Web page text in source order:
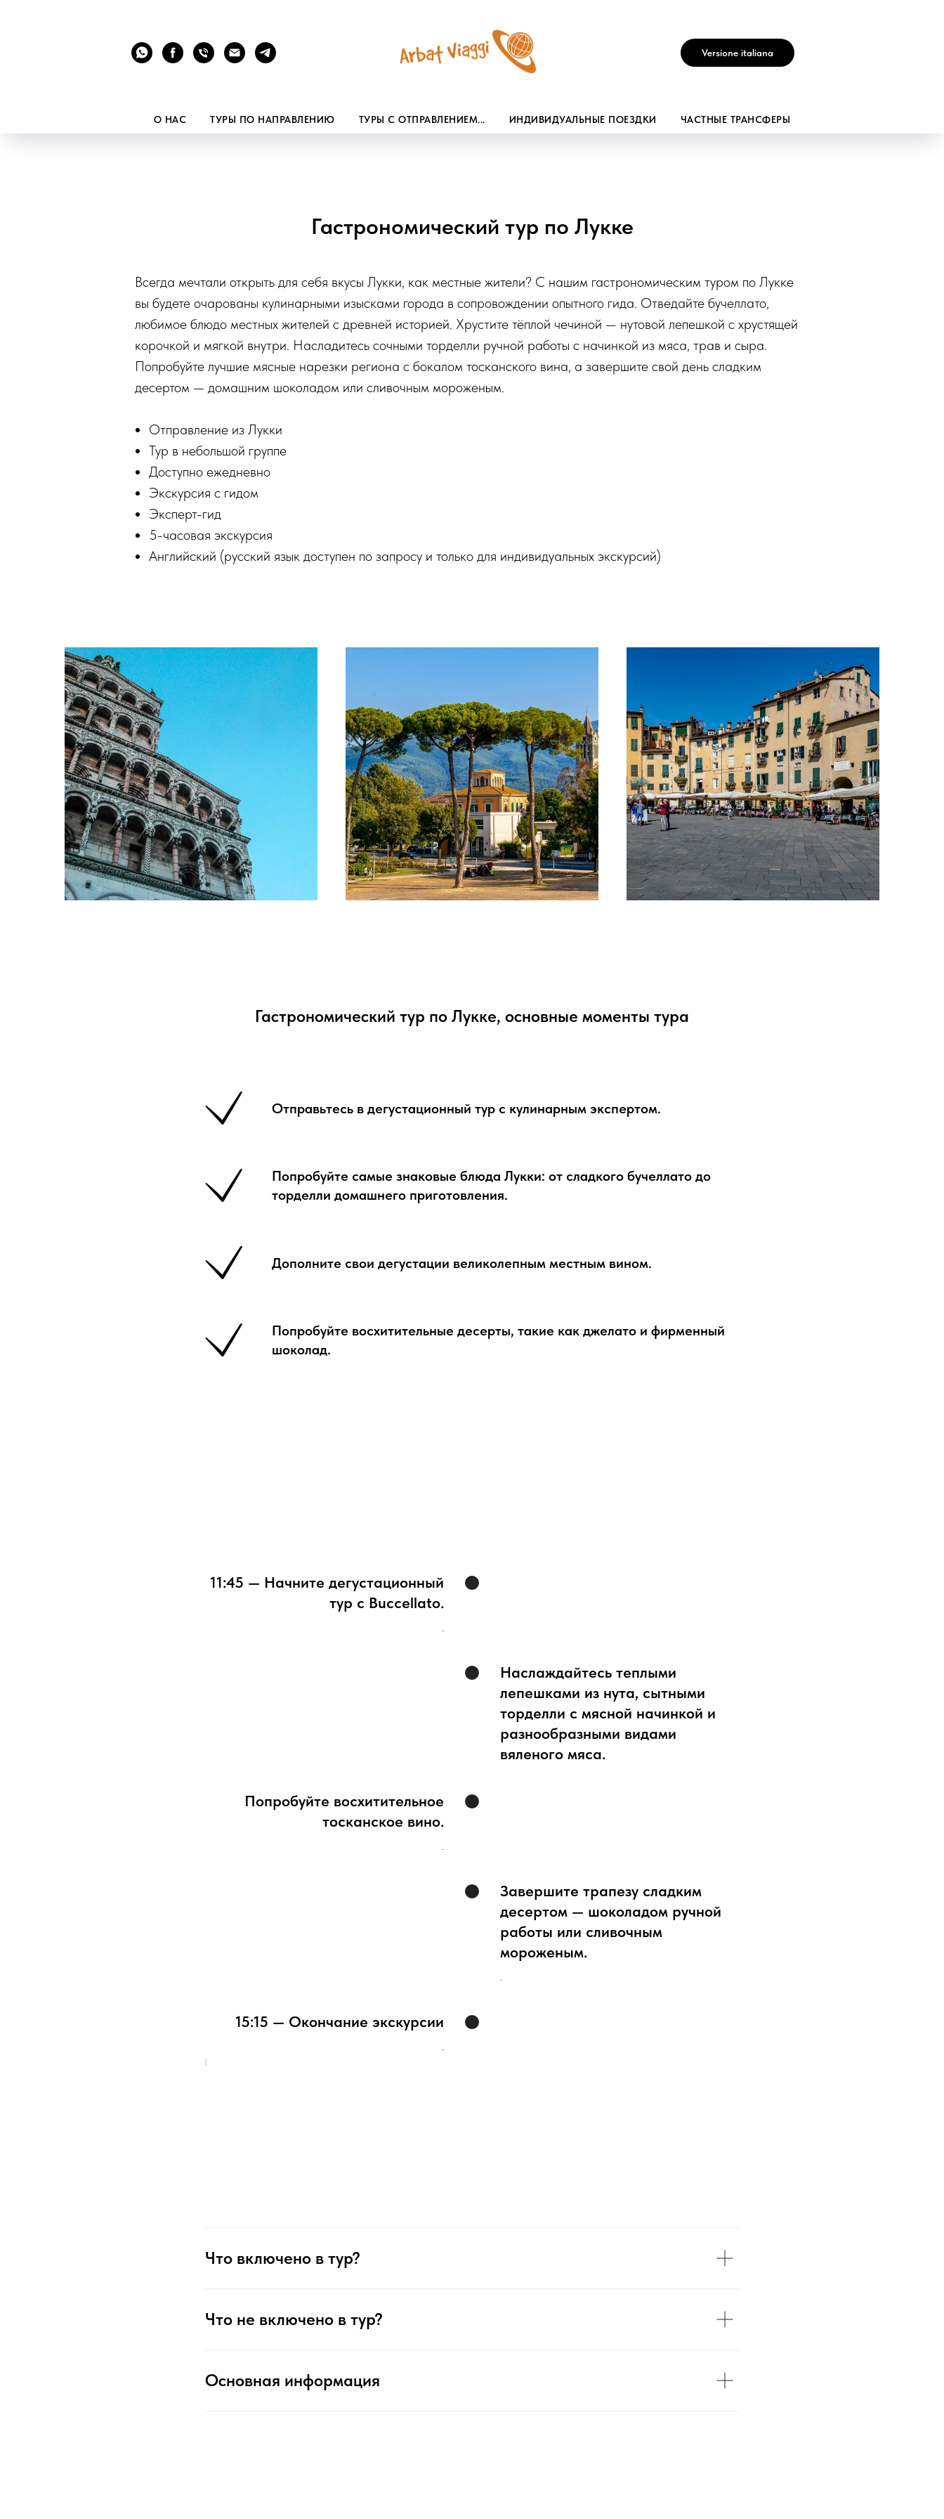
Versione italiana
О НАС ТУРЫ ПО НАПРАВЛЕНИЮ ТУРЫ С ОТПРАВЛЕНИЕМ... ИНДИВИДУАЛЬНЫЕ ПОЕЗДКИ ЧАСТНЫЕ ТРАНСФЕРЫ
Гастрономический тур по Лукке
Всегда мечтали открыть для себя вкусы Лукки, как местные жители? С нашим гастрономическим туром по Лукке
вы будете очарованы кулинарными изысками города в сопровождении опытного гида. Отведайте бучеллато,
любимое блюдо местных жителей с древней историей. Хрустите тёплой чечиной — нутовой лепешкой с хрустящей
корочкой и мягкой внутри. Насладитесь сочными торделли ручной работы с начинкой из мяса, трав и сыра.
Попробуйте лучшие мясные нарезки региона с бокалом тосканского вина, а завершите свой день сладким
десертом — домашним шоколадом или сливочным мороженым.
Отправление из Лукки
Тур в небольшой группе
Доступно ежедневно
Экскурсия с гидом
Эксперт-гид
5-часовая экскурсия
Английский (русский язык доступен по запросу и только для индивидуальных экскурсий)
Гастрономический тур по Лукке, основные моменты тура
Отправьтесь в дегустационный тур с кулинарным экспертом.
Попробуйте самые знаковые блюда Лукки: от сладкого бучеллато до
торделли домашнего приготовления.
Дополните свои дегустации великолепным местным вином.
Попробуйте восхитительные десерты, такие как джелато и фирменный
шоколад.
11:45 — Начните дегустационный
тур с Buccellato.
.
Наслаждайтесь теплыми
лепешками из нута, сытными
торделли с мясной начинкой и
разнообразными видами
вяленого мяса.
Попробуйте восхитительное
тосканское вино.
.
Завершите трапезу сладким
десертом — шоколадом ручной
работы или сливочным
мороженым.
.
15:15 — Окончание экскурсии
.
Что включено в тур?
Что не включено в тур?
Основная информация